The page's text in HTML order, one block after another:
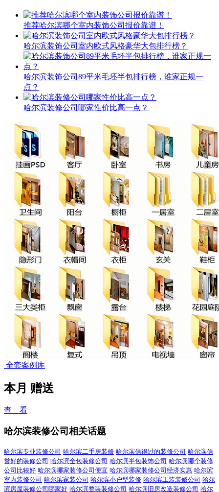
推荐哈尔滨哪个室内装饰公司报价靠谱！
哈尔滨装饰公司室内欧式风格豪华大包排行榜？
哈尔滨装饰公司89平米毛坯半包排行榜，谁家正规一
点？
哈尔滨装修公司哪家性价比高一点？
全套案例库
本月 赠送
查 看
哈尔滨装修公司相关话题
哈尔滨专业装修公司 哈尔滨二手房装修 哈尔滨信得过的装修公司 哈尔滨信
誉好的装修公司 哈尔滨全包装修公司 哈尔滨半包装饰公司 哈尔滨哪个装修
公司比较好 哈尔滨哪家装修公司便宜 哈尔滨哪家装修公司经济实惠 哈尔滨
室内装修公司 哈尔滨家装公司 哈尔滨小户型装修 哈尔滨工装装修公司 哈尔
滨房屋装修公司哪家好 哈尔滨整装装修公司 哈尔滨旧房改造装修公司 哈尔